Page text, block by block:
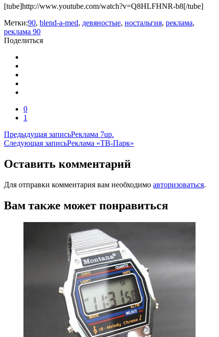
[tube]http://www.youtube.com/watch?v=Q8HLFHNR-b8[/tube]
Метки:90, blend-a-med, девяностые, ностальгия, реклама,
реклама 90
Поделиться
0
1
Навигация
по
записям
Предыдущая записьРеклама 7up.
Следующая записьРеклама «ТВ-Парк»
Оставить комментарий
Для отправки комментария вам необходимо авторизоваться.
Вам также может понравиться